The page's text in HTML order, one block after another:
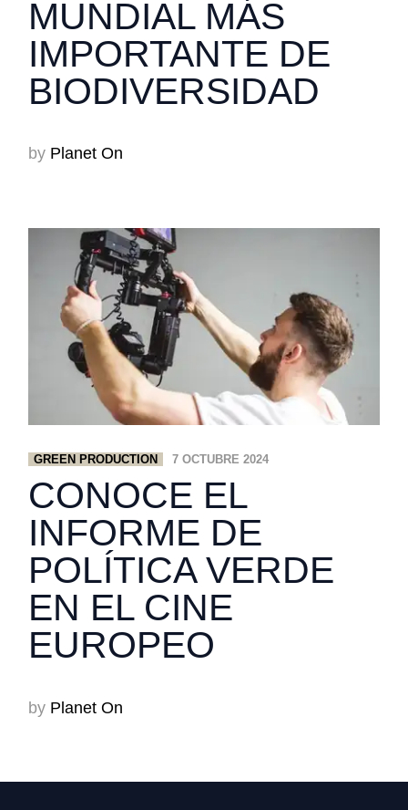
MUNDIAL MÁS
IMPORTANTE DE
BIODIVERSIDAD
by Planet On
GREEN PRODUCTION 7 OCTUBRE 2024
CONOCE EL
INFORME DE
POLÍTICA VERDE
EN EL CINE
EUROPEO
by Planet On